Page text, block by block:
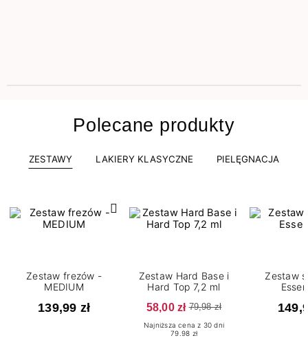
Polecane produkty
ZESTAWY LAKIERY KLASYCZNE PIELĘGNACJA
Zestaw frezów -
MEDIUM
139,99 zł
Zestaw Hard Base i
Hard Top 7,2 ml
58,00 zł 79,98 zł
Najniższa cena z 30 dni
79.98 zł
Zestaw